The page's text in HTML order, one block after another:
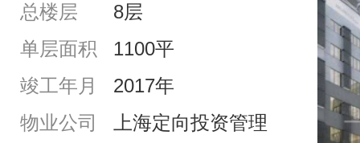
总楼层
8层
单层面积
1100平
竣工年月
2017年
物业公司
上海定向投资管理